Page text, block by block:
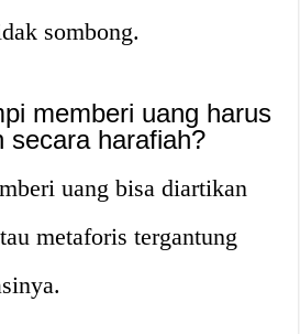
sombong.
memberi uang harus
secara harafiah?
uang bisa diartikan
metaforis tergantung